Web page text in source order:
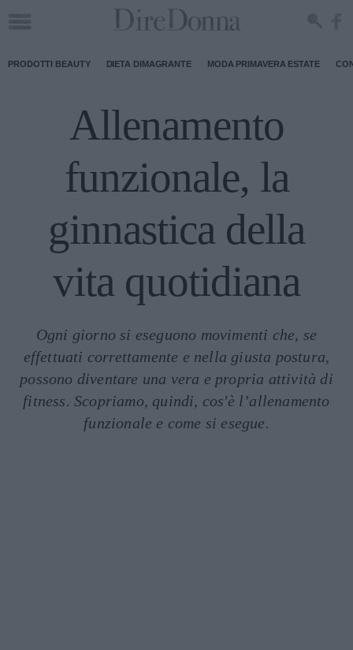
PRODOTTI BEAUTY DIETA DIMAGRANTE MODA PRIMAVERA ESTATE
Allenamento
funzionale, la
ginnastica della
vita quotidiana
Ogni giorno si eseguono movimenti che, se
effettuati correttamente e nella giusta postura,
possono diventare una vera e propria attività di
fitness. Scopriamo, quindi, cos'è l’allenamento
funzionale e come si esegue.